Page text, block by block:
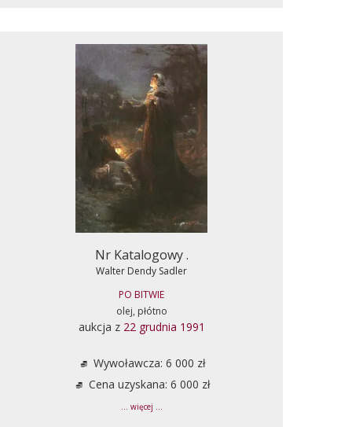
Nr Katalogowy .
Walter Dendy Sadler
PO BITWIE
olej, płótno
aukcja z 22 grudnia 1991
Wywoławcza: 6 000 zł
Cena uzyskana: 6 000 zł
... więcej ...